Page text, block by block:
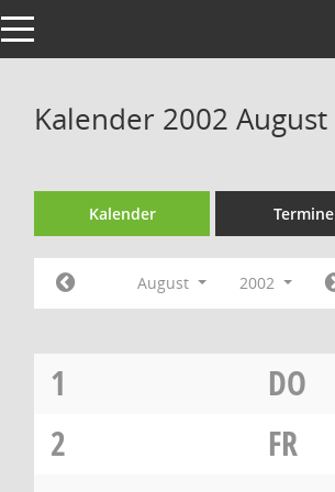
Toggle navigation
Kalender 2002 August
Kalender Termine
August 2002
1
DO
2
FR